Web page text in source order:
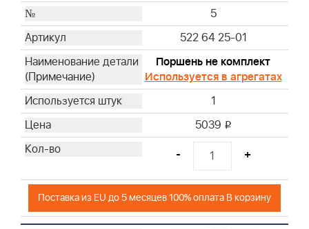
5
522 64 25-01
Поршень не комплект
Используется в агрегатах
1
5039 i
- +
Поставка из EU до 5 месяцев 100% оплата В корзину